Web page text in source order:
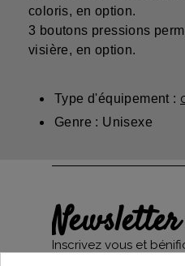
coloris, en option.
3 boutons pressions
visière, en option.
Type d'équipement :
Genre : Unisexe
Newsletter
Inscrivez vous et